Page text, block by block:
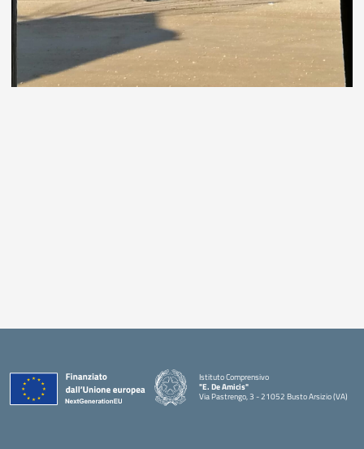
Istituto Comprensivo
"E. De Amicis"
Via Pastrengo, 3 - 21052 Busto Arsizio (VA)